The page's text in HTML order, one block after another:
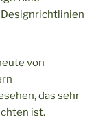
Designrichtlinien
von
das sehr
ist.